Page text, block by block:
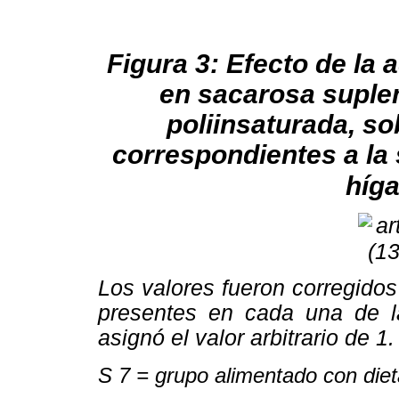
Figura 3: Efecto de la
en sacarosa
poliinsaturada,
correspondientes a la
Los valores fueron
presentes en cada una de
asignó el valor arbitrario de 1.
S 7 = grupo alimentado con